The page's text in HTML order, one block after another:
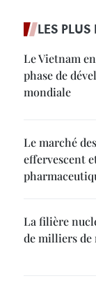
LES PLUS
Le Vietnam
phase de
mondiale
Le marché
effervescent
La filière
de milliers de